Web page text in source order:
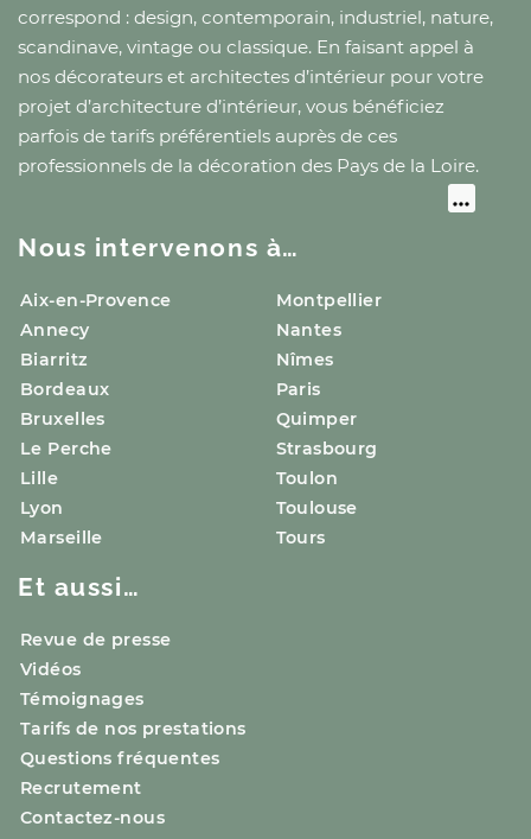
correspond : design, contemporain, industriel, nature,
scandinave, vintage ou classique. En faisant appel à
nos décorateurs et architectes d’intérieur pour votre
projet d’architecture d’intérieur, vous bénéficiez
parfois de tarifs préférentiels auprès de ces
professionnels de la décoration des Pays de la Loire.
Nous intervenons à…
Aix-en-Provence
Annecy
Biarritz
Bordeaux
Bruxelles
Le Perche
Lille
Lyon
Marseille
Montpellier
Nantes
Nîmes
Paris
Quimper
Strasbourg
Toulon
Toulouse
Tours
Et aussi…
Revue de presse
Vidéos
Témoignages
Tarifs de nos prestations
Questions fréquentes
Recrutement
Contactez-nous